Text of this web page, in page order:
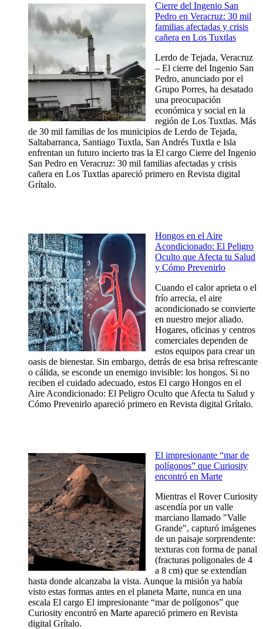
Cierre del Ingenio San
Pedro en Veracruz: 30 mil
familias afectadas y crisis
cañera en Los Tuxtlas
Lerdo de Tejada, Veracruz
– El cierre del Ingenio San
Pedro, anunciado por el
Grupo Porres, ha desatado
una preocupación
económica y social en la
región de Los Tuxtlas. Más
de 30 mil familias de los municipios de Lerdo de Tejada,
Saltabarranca, Santiago Tuxtla, San Andrés Tuxtla e Isla
enfrentan un futuro incierto tras la El cargo Cierre del Ingenio
San Pedro en Veracruz: 30 mil familias afectadas y crisis
cañera en Los Tuxtlas apareció primero en Revista digital
Grítalo.
Hongos en el Aire
Acondicionado: El Peligro
Oculto que Afecta tu Salud
y Cómo Prevenirlo
Cuando el calor aprieta o el
frío arrecia, el aire
acondicionado se convierte
en nuestro mejor aliado.
Hogares, oficinas y centros
comerciales dependen de
estos equipos para crear un
oasis de bienestar. Sin embargo, detrás de esa brisa refrescante
o cálida, se esconde un enemigo invisible: los hongos. Si no
reciben el cuidado adecuado, estos El cargo Hongos en el
Aire Acondicionado: El Peligro Oculto que Afecta tu Salud y
Cómo Prevenirlo apareció primero en Revista digital Grítalo.
El impresionante “mar de
polígonos” que Curiosity
encontró en Marte
Mientras el Rover Curiosity
ascendía por un valle
marciano llamado "Valle
Grande", capturó imágenes
de un paisaje sorprendente:
texturas con forma de panal
(fracturas poligonales de 4
a 8 cm) que se extendían
hasta donde alcanzaba la vista. Aunque la misión ya había
visto estas formas antes en el planeta Marte, nunca en una
escala El cargo El impresionante “mar de polígonos” que
Curiosity encontró en Marte apareció primero en Revista
digital Grítalo.